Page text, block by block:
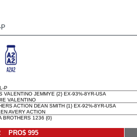
P
VALENTINO JEMMYE {2} EX-93%-8YR-USA
VALENTINO
ACTION DEAN SMITH {1} EX-92%-8YR-USA
AVERY ACTION
BROTHERS 1236 {0}
PRO$ 995